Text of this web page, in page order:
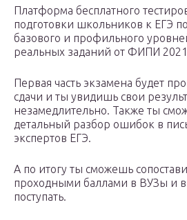
Платформа бесплатного
подготовки школьников к ЕГЭ
базового и профильного
реальных заданий от ФИПИ
Первая часть экзамена будет
сдачи и ты увидишь свои
незамедлительно. Также ты
детальный разбор ошибок в
экспертов ЕГЭ.
А по итогу ты сможешь
проходными баллами в ВУЗы и
поступать.